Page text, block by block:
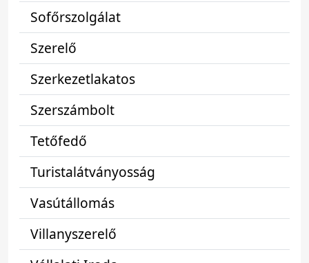
Sofőrszolgálat
Szerelő
Szerkezetlakatos
Szerszámbolt
Tetőfedő
Turistalátványosság
Vasútállomás
Villanyszerelő